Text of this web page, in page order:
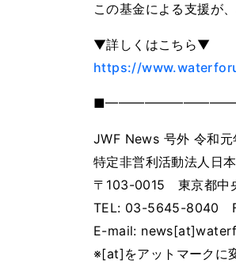
この基金による支援が
▼詳しくはこちら▼
https://
JWF News 号外 令和元
特定非営利活動法人日
〒103-0015 東京都中
TEL: 03-5645-8040
E-mail:
※[at]をアットマークに